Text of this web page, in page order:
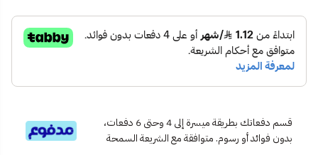
🧱 الاستخدام المثالي:
أقفال الأبواب الرئيسية والمستودعات
💡 نصيحة احترافية:
لحماية أفضل من الصدأ، يفضل استخدام القفل في الأماكن الجافة أو
استخدام بخاخ تزييت كل فترة خاصة في المناطق الرطبة.
قسم دفعاتك بطريقة ميسرة إلى 4 وحتى 6 دفعات،
بدون فوائد أو رسوم. متوافقة مع الشريعة السمحة